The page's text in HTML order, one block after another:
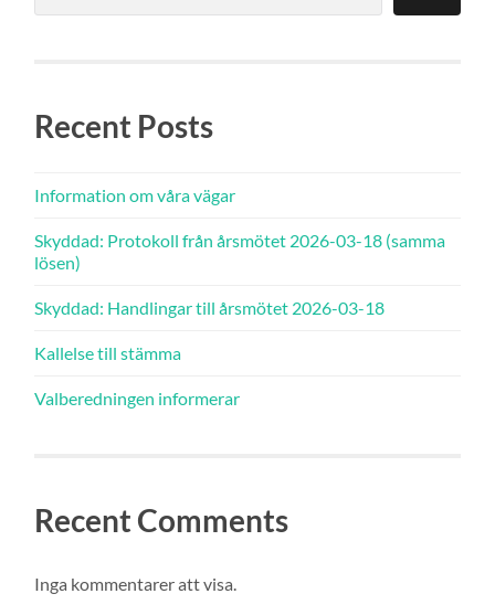
Recent Posts
Information om våra vägar
Skyddad: Protokoll från årsmötet 2026-03-18 (samma
lösen)
Skyddad: Handlingar till årsmötet 2026-03-18
Kallelse till stämma
Valberedningen informerar
Recent Comments
Inga kommentarer att visa.